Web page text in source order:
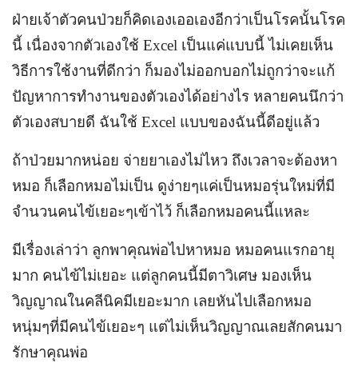
ฝ่ายเจ้าตัวคนป่วยก็คิดเองเออเองอีกว่าเป็นโรคนั้นโรค
นี้ เนื่องจากตัวเองใช้ Excel เป็นแค่แบบนี้ ไม่เคยเห็น
วิธีการใช้งานที่ดีกว่า ก็มองไม่ออกบอกไม่ถูกว่าจะแก้
ปัญหาการทำงานของตัวเองได้อย่างไร หลายคนนึกว่า
ตัวเองสบายดี ฉันใช้ Excel แบบของฉันนี้ดีอยู่แล้ว
ถ้าป่วยมากหน่อย จ่ายยาเองไม่ไหว ถึงเวลาจะต้องหา
หมอ ก็เลือกหมอไม่เป็น ดูง่ายๆแค่เป็นหมอรุ่นใหม่ที่มี
จำนวนคนไข้เยอะๆเข้าไว้ ก็เลือกหมอคนนี้แหละ
มีเรื่องเล่าว่า ลูกพาคุณพ่อไปหาหมอ หมอคนแรกอายุ
มาก คนไข้ไม่เยอะ แต่ลูกคนนี้มีตาวิเศษ มองเห็น
วิญญาณในคลีนิคมีเยอะมาก เลยหันไปเลือกหมอ
หนุ่มๆที่มีคนไข้เยอะๆ แต่ไม่เห็นวิญญาณเลยสักคนมา
รักษาคุณพ่อ